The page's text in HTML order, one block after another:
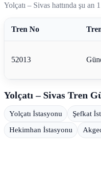
Yolçatı – Sivas hattında şu an
Tren No
52013
Yolçatı – Sivas Tren
Yolçatı İstasyonu Şefkat
Hekimhan İstasyonu